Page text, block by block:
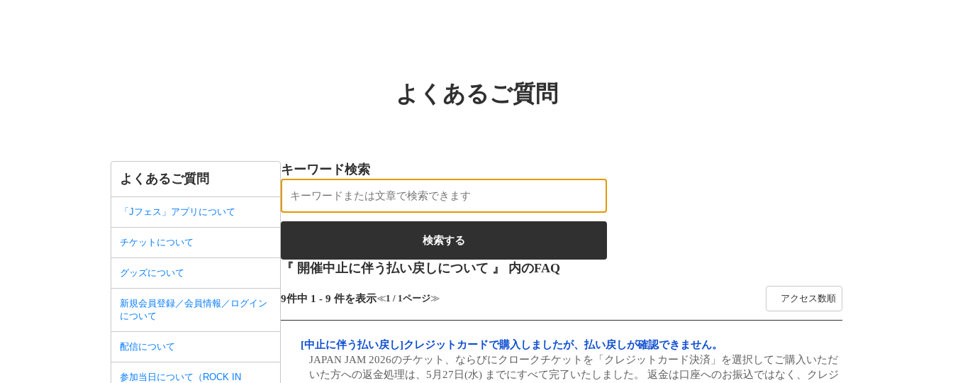
よくあるご質問
よくあるご質問
「Jフェス」アプリについて
チケットについて
グッズについて
新規会員登録／会員情報／ログイン
について
配信について
参加当日について（ROCK IN
キーワード検索
『 開催中止に伴う払い戻しについて 』 内のFAQ
9件中 1 - 9 件を表示≪1 / 1ページ≫
[中止に伴う払い戻し]クレジットカードで購入しましたが、払い戻しが確認できません。
JAPAN JAM 2026のチケット、ならびにクロークチケットを「クレジットカード決済」を選択してご購入いただ
いた方への返金処理は、5月27日(水) までにすべて完了いたしました。 返金は口座へのお振込ではなく、クレジ